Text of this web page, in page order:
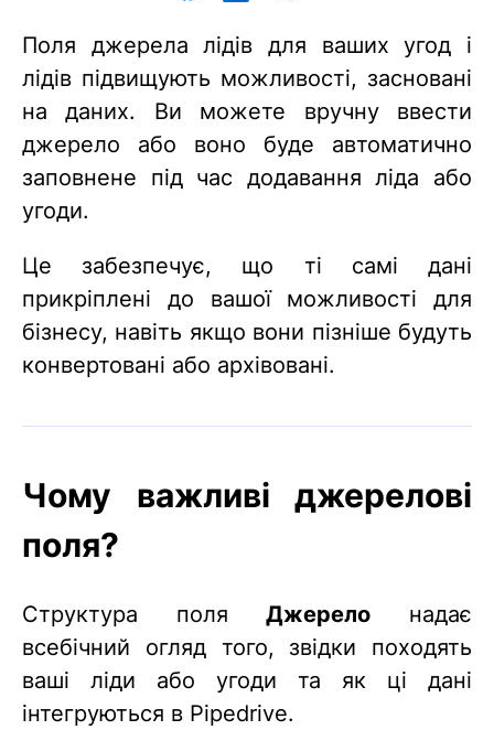
Поля джерела лідів для ваших угод і
лідів підвищують можливості, засновані
на даних. Ви можете вручну ввести
джерело або воно буде автоматично
заповнене під час додавання ліда або
угоди.
Це забезпечує, що ті самі дані
прикріплені до вашої можливості для
бізнесу, навіть якщо вони пізніше будуть
конвертовані або архівовані.
Чому важливі джерелові
поля?
Структура поляДжерело надає
всебічний огляд того, звідки походять
ваші ліди або угоди та як ці дані
інтегруються в Pipedrive.